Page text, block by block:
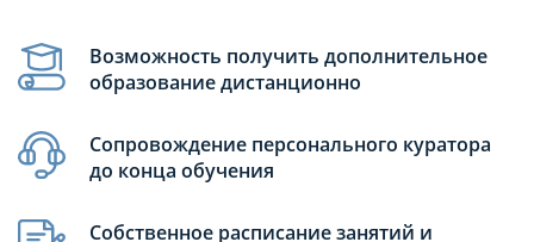
Возможность получить дополнительное
образование дистанционно
Сопровождение персонального куратора
до конца обучения
Собственное расписание занятий и